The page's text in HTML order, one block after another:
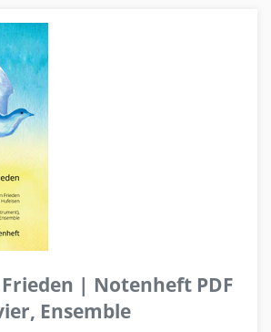
| Notenheft PDF
Ensemble